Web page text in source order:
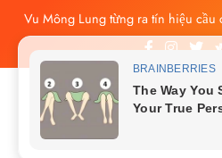
Skip
content
Công bố tin nhắn cuối cùng của Vu
đau xót vừa phẫn nộ
Vu Mông Lung báo cáo khám
luận sục sôi và đặt nhiều câu hỏi
Vu Mông Lung mất ngày ‘Huyết
Du Cầm ‘hại’, bằng chứng bị lộ!
Vu Mông Lung từng ra tín hiệu cầu
livestream, mẹ đến công ty quậy?
Tin tức